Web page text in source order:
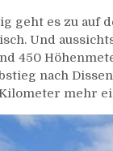
geht es zu auf
Und
450
nach
mehr